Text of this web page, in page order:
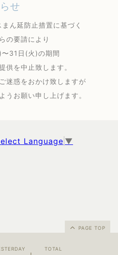
せ
ん延防止措置に基づく
の要請により
〜31日(火)の期間
供を中止致します。
迷惑をおかけ致しますが
うお願い申し上げます。
Language ▼
PAGE TOP
TOTAL